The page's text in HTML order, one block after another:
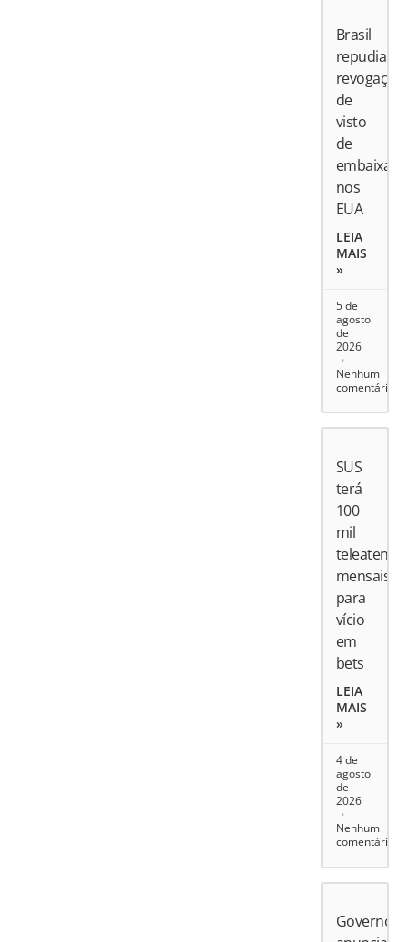
Brasil
repudia
revogação
de
visto
de
nos
EUA
LEIA
MAIS
»
5 de
agosto
de
2026
Nenhum
comentário
SUS
terá
100
mil
mensais
para
vício
em
bets
LEIA
MAIS
»
4 de
agosto
de
2026
Nenhum
comentário
Governo